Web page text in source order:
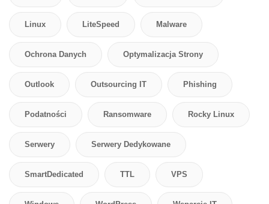
Linux LiteSpeed Malware
Ochrona Danych Optymalizacja Strony
Outlook Outsourcing IT Phishing
Podatności Ransomware Rocky Linux
Serwery Serwery Dedykowane
SmartDedicated TTL VPS